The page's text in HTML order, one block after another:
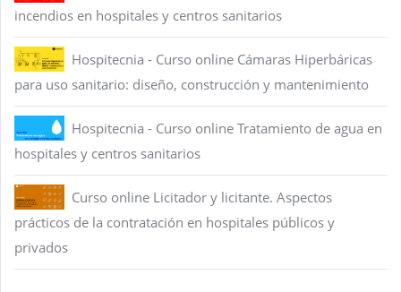
incendios en hospitales y centros sanitarios
Hospitecnia - Curso online Cámaras Hiperbáricas
para uso sanitario: diseño, construcción y mantenimiento
Hospitecnia - Curso online Tratamiento de agua en
hospitales y centros sanitarios
Curso online Licitador y licitante. Aspectos
prácticos de la contratación en hospitales públicos y
privados